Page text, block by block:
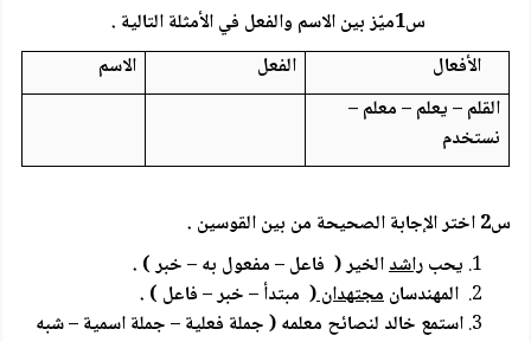
س1ميّز بين الاسم والفعل في الأمثلة التالية .
الأفعال
الفعل
الاسم
القلم – يعلم – معلم –
نستخدم
س2 اختر الإجابة الصحيحة من بين القوسين .
يحبراشدالخير ( فاعل – مفعول به – خبر ) .
المهندسانمجتهدان( مبتدأ – خبر – فاعل ) .
استمع خالد لنصائح معلمه ( جملة فعلية – جملة اسمية – شبه